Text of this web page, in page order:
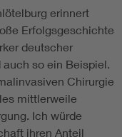
erinnert
Erfolgsgeschichte
deutscher
so ein Beispiel.
Chirurgie
mittlerweile
Ich würde
ihren Anteil